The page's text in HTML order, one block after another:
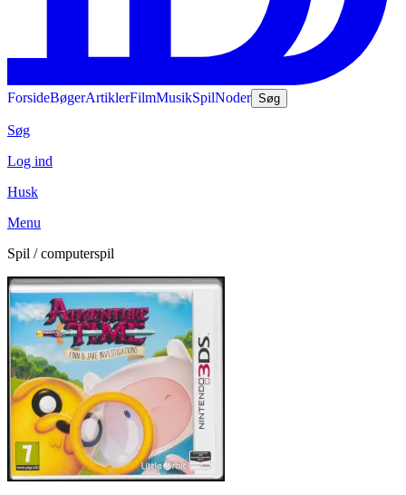
ForsideBøgerArtiklerFilmMusikSpilNoder Søg
Søg
Log ind
Husk
Menu
Spil / computerspil